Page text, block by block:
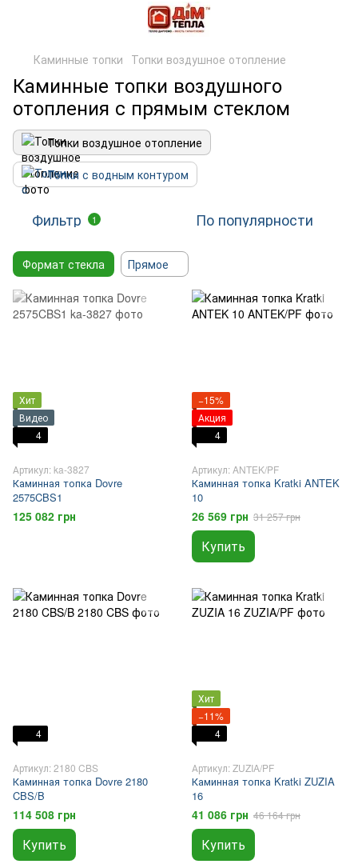
Каминные топки Топки воздушное отопление
Каминные топки воздушного
отопления с прямым стеклом
Топки воздушное отопление
Топки с водным контуром
Фильтр 1 По популярности
Формат стекла Прямое
Хит
Видео
4
Артикул: ka-3827
Каминная топка Dovre
2575CBS1
125 082 грн
−15%
Акция
4
Артикул: ANTEK/PF
Каминная топка Kratki ANTEK
10
26 569 грн 31 257 грн
Купить
4
Артикул: 2180 CBS
Каминная топка Dovre 2180
CBS/B
114 508 грн
Купить
Хит
−11%
4
Артикул: ZUZIA/PF
Каминная топка Kratki ZUZIA
16
41 086 грн 46 164 грн
Купить